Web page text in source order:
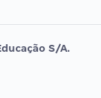
ORDEM
S/A.